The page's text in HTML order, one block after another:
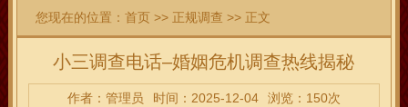
您现在的位置：首页 >> 正规调查 >> 正文
小三调查电话–婚姻危机调查热线揭秘
作者：管理员 时间：2025-12-04 浏览：150次